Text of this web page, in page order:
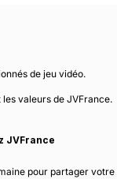
de jeu vidéo.
valeurs de JVFrance.
JVFrance
pour partager votre